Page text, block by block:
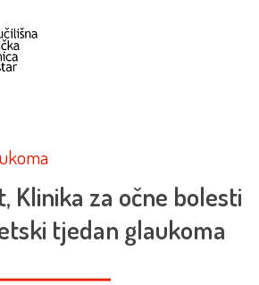
Klinika za očne bolesti
tjedan glaukoma